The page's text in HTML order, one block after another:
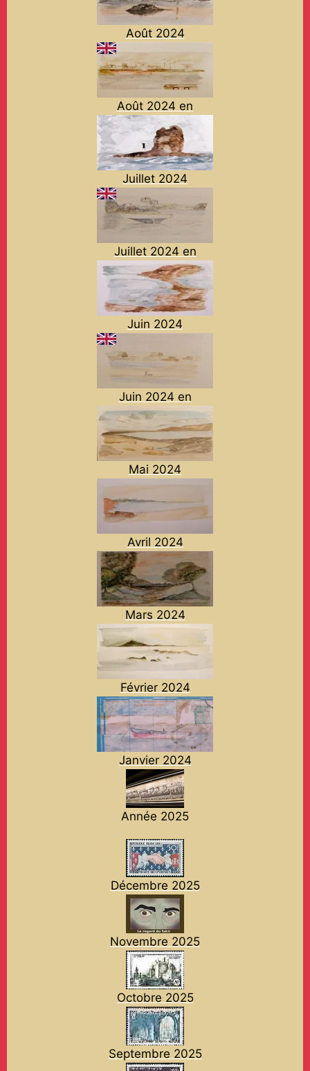
Août 2024
Août 2024 en
Juillet 2024
Juillet 2024 en
Juin 2024
Juin 2024 en
Mai 2024
Avril 2024
Mars 2024
Février 2024
Janvier 2024
Année 2025
Décembre 2025
Novembre 2025
Octobre 2025
Septembre 2025